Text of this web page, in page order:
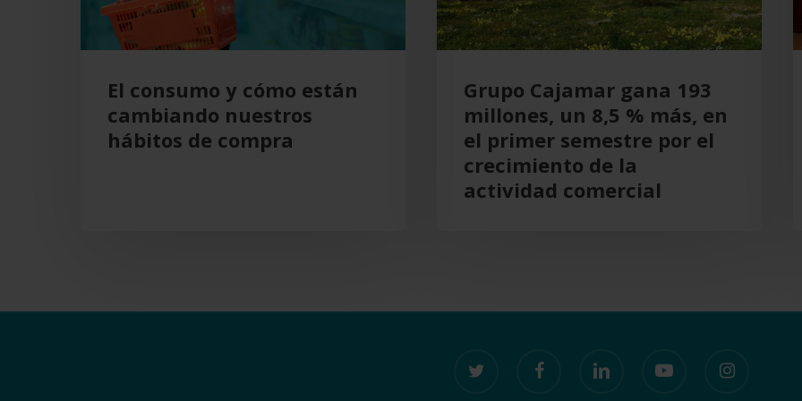
hábitos
El consumo y cómo están
cambiando nuestros
hábitos de compra
%
más,
primer
semestre
Grupo Cajamar gana 193
millones, un 8,5 % más, en
el primer semestre por el
crecimiento de la
actividad comercial